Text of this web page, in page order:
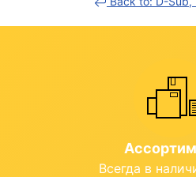
Всегда в